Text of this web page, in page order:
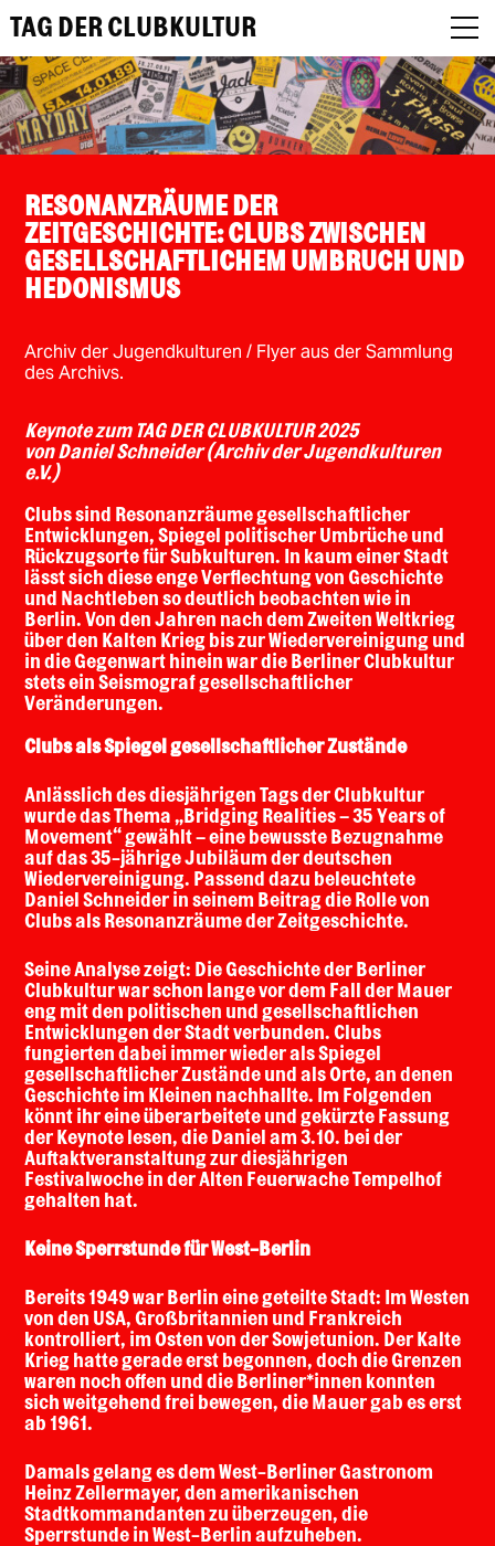
About
Programm
Festival Recap
DE
TAG DER CLUBKULTUR
RESONANZRÄUME DER
ZEITGESCHICHTE: CLUBS ZWISCHEN
GESELLSCHAFTLICHEM UMBRUCH UND
HEDONISMUS
Archiv der Jugendkulturen / Flyer aus der Sammlung
des Archivs.
Keynote zum TAG DER CLUBKULTUR 2025
von Daniel Schneider (Archiv der Jugendkulturen
e.V.)
Clubs sind Resonanzräume gesellschaftlicher
Entwicklungen, Spiegel politischer Umbrüche und
Rückzugsorte für Subkulturen. In kaum einer Stadt
lässt sich diese enge Verflechtung von Geschichte
und Nachtleben so deutlich beobachten wie in
Berlin. Von den Jahren nach dem Zweiten Weltkrieg
über den Kalten Krieg bis zur Wiedervereinigung und
in die Gegenwart hinein war die Berliner Clubkultur
stets ein Seismograf gesellschaftlicher
Veränderungen.
Clubs als Spiegel gesellschaftlicher Zustände
Anlässlich des diesjährigen Tags der Clubkultur
wurde das Thema „Bridging Realities – 35 Years of
Movement“ gewählt – eine bewusste Bezugnahme
auf das 35-jährige Jubiläum der deutschen
Wiedervereinigung. Passend dazu beleuchtete
Daniel Schneider in seinem Beitrag die Rolle von
Clubs als Resonanzräume der Zeitgeschichte.
Seine Analyse zeigt: Die Geschichte der Berliner
Clubkultur war schon lange vor dem Fall der Mauer
eng mit den politischen und gesellschaftlichen
Entwicklungen der Stadt verbunden. Clubs
fungierten dabei immer wieder als Spiegel
gesellschaftlicher Zustände und als Orte, an denen
Geschichte im Kleinen nachhallte. Im Folgenden
könnt ihr eine überarbeitete und gekürzte Fassung
der Keynote lesen, die Daniel am 3.10. bei der
Auftaktveranstaltung zur diesjährigen
Festivalwoche in der Alten Feuerwache Tempelhof
gehalten hat.
Keine Sperrstunde für West-Berlin
Bereits 1949 war Berlin eine geteilte Stadt: Im Westen
von den USA, Großbritannien und Frankreich
kontrolliert, im Osten von der Sowjetunion. Der Kalte
Krieg hatte gerade erst begonnen, doch die Grenzen
waren noch offen und die Berliner*innen konnten
sich weitgehend frei bewegen, die Mauer gab es erst
ab 1961.
Damals gelang es dem West-Berliner Gastronom
Heinz Zellermayer, den amerikanischen
Stadtkommandanten zu überzeugen, die
Sperrstunde in West-Berlin aufzuheben.